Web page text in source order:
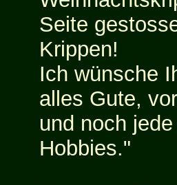
Seite
Krippen!
Ich wünsche
alles Gute,
und noch
Hobbies."